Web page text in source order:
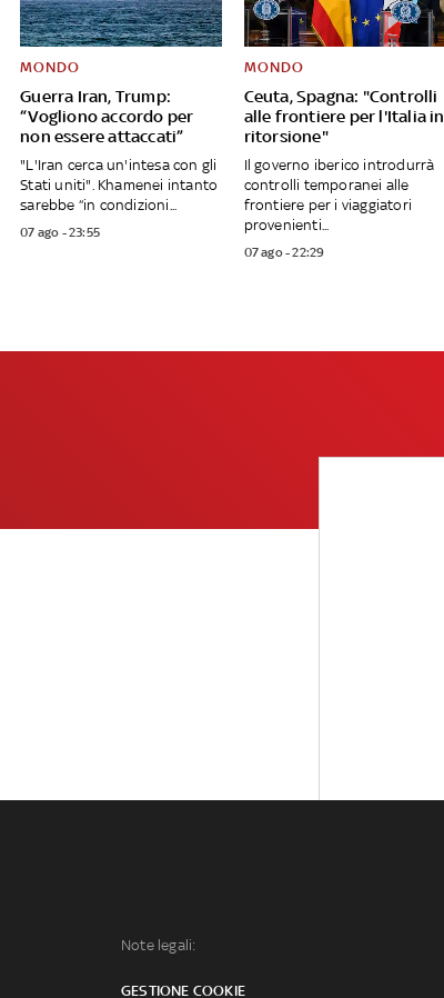
Guerra Iran, Trump:
“Vogliono accordo per
non essere attaccati”
MONDO
"L'Iran cerca un'intesa con gli
Stati uniti". Khamenei intanto
sarebbe “in condizioni...
07 ago - 23:55
Ceuta, Spagna: "Controlli
alle frontiere per l'Italia in
ritorsione"
MONDO
Il governo iberico introdurrà
controlli temporanei alle
frontiere per i viaggiatori
provenienti...
07 ago - 22:29
Note legali:
GESTIONE COOKIE